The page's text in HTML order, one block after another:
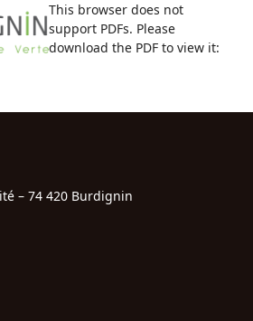
This browser does not
support PDFs. Please
download the PDF to view it:
– 74 420 Burdignin